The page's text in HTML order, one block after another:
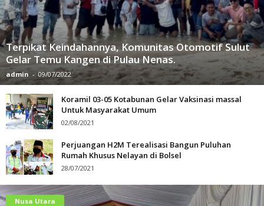
Terpikat Keindahannya, Komunitas Otomotif Sulut
Gelar Temu Kangen di Pulau Nenas.
admin - 09/07/2022
Koramil 03-05 Kotabunan Gelar Vaksinasi massal
Untuk Masyarakat Umum
02/08/2021
Perjuangan H2M Terealisasi Bangun Puluhan
Rumah Khusus Nelayan di Bolsel
28/07/2021
Nusa Utara